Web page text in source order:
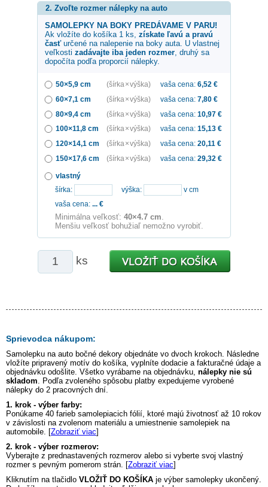
2. Zvoľte rozmer nálepky na auto
SAMOLEPKY NA BOKY PREDÁVAME V PARU!
Ak vložíte do košíka 1 ks, získate ľavú a pravú
časťurčené na nalepenie na boky auta. U vlastnej
veľkosti zadávajte iba jeden rozmer, druhý sa
dopočíta podľa proporcií nálepky.
50×5,9 cm (šírka × výška) vaša cena: 6,52 €
60×7,1 cm
(šírka × výška) vaša cena: 7,80 €
80×9,4 cm
(šírka × výška) vaša cena: 10,97 €
100×11,8 cm
(šírka × výška) vaša cena: 15,13 €
120×14,1 cm
(šírka × výška) vaša cena: 20,11 €
150×17,6 cm
(šírka × výška) vaša cena: 29,32 €
vlastný
šírka:
výška:
v cm
vaša cena: ... €
Minimálna veľkosť: 40×4.7 cm.
Menšiu veľkosť bohužiaľ nemožno vyrobiť.
ks
Sprievodca nákupom:
Samolepku na auto bočné dekory objednáte vo dvoch krokoch. Následne
vložíte pripravený motív do košíka, vyplníte dodacie a fakturačné údaje a
objednávku odošlite. Všetko vyrábame na objednávku, nálepky nie sú
skladom. Podľa zvoleného spôsobu platby expedujeme vyrobené
nálepky do 2 pracovných dní.
1. krok - výber farby:
Ponúkame 40 farieb samolepiacich fólií, ktoré majú životnosť až 10 rokov
v závislosti na zvolenom materiálu a umiestnenie samolepiek na
automobile. [Zobraziť viac]
2. krok - výber rozmerov:
Vyberajte z prednastavených rozmerov alebo si vyberte svoj vlastný
rozmer s pevným pomerom strán. [Zobraziť viac]
Kliknutím na tlačidlo VLOŽIŤ DO KOŠÍKA je výber samolepky ukončený.